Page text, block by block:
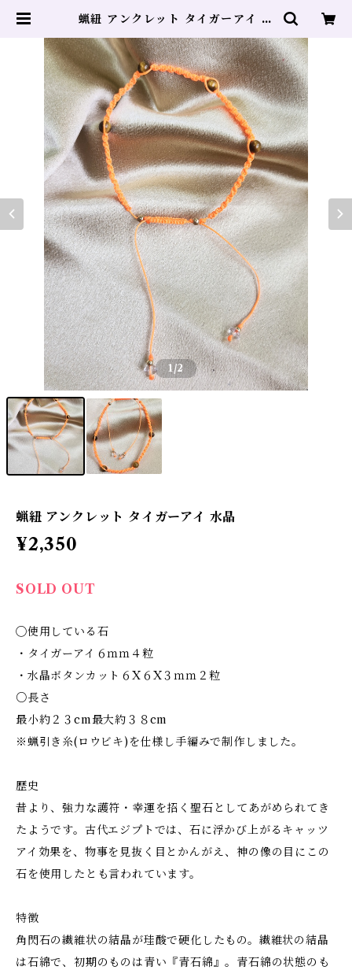
蝋紐 アンクレット タイガーアイ 水
1/2
蝋紐 アンクレット タイガーアイ 水晶
¥2,350
SOLD OUT
◯使用している石
・タイガーアイ６ｍｍ４粒
・水晶ボタンカット６X６X３ｍｍ２粒
○長さ
最小約２３cm最大約３８cm
※蝋引き糸(ロウビキ)を仕様し手編みで制作しました。
歴史
昔より、強力な護符・幸運を招く聖石としてあがめられてき
たようです。古代エジプトでは、石に浮かび上がるキャッツ
アイ効果を、物事を見抜く目とかんがえ、神の像の目にこの
石を使用したとも言われています。
特徴
角閃石の繊維状の結晶が珪酸で硬化したもの。繊維状の結晶
は石綿で、初期のものは青い『青石綿』。青石綿の状態のも